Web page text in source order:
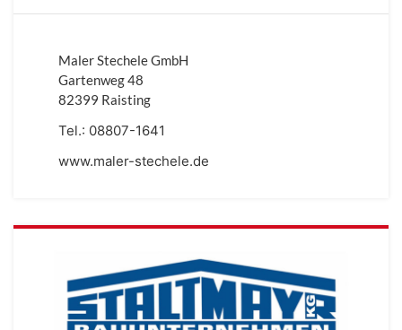
Maler Stechele GmbH
Gartenweg 48
82399 Raisting
Tel.: 08807-1641
www.maler-stechele.de